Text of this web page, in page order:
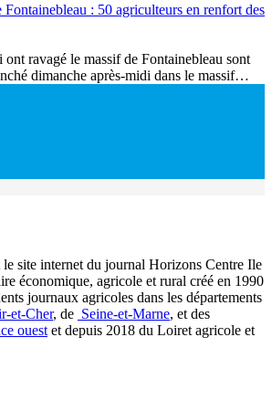
: 50 agriculteurs en renfort des
ravagé le massif de Fontainebleau sont
dimanche après-midi dans le massif…
site internet du journal Horizons Centre Ile
économique, agricole et rural créé en 1990
journaux agricoles dans les départements
et-Cher, de Seine-et-Marne, et des
ouest et depuis 2018 du Loiret agricole et